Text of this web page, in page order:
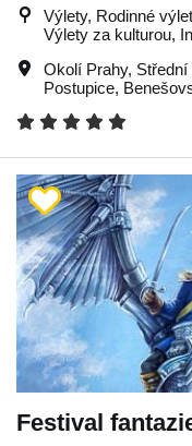
Výlety, Rodinné
Výlety za kulturou,
Okolí Prahy, Střední
Postupice,
Festival